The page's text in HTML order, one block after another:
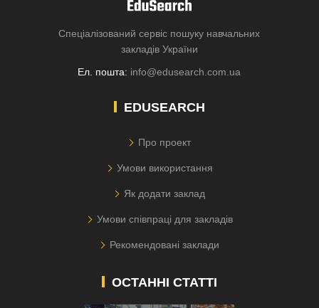
Спеціалізований сервіс пошуку навчальних
закладів України
Ел. пошта: info@edusearch.com.ua
EDUSEARCH
Про проект
Умови використання
Як додати заклад
Умови співпраці для закладів
Рекомендовані заклади
ОСТАННІ СТАТТІ